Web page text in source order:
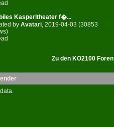
Kasperltheater f�...
by Avatari , 2019-04-03 (30853
Zu den KO2100 Foren